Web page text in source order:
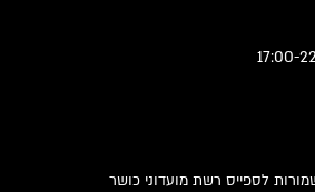
לספייס רשת מועדוני כושר